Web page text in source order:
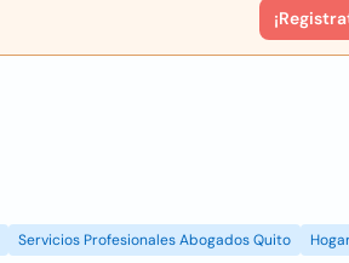
Servicios Profesionales Abogados Quito